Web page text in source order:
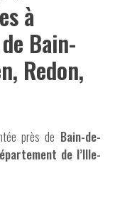
à
Bain-
Redon,
près de Bain-de-
de l’Ille-